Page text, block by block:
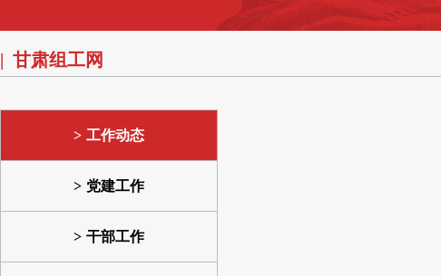
甘肃组工网
工作动态
党建工作
干部工作